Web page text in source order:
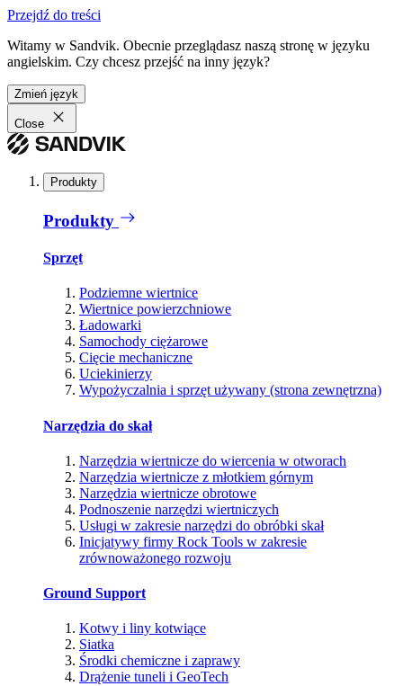
Przejdź do treści
Witamy w Sandvik. Obecnie przeglądasz naszą stronę w języku
angielskim. Czy chcesz przejść na inny język?
Zmień język
Close
Produkty
Produkty
Sprzęt
Podziemne wiertnice
Wiertnice powierzchniowe
Ładowarki
Samochody ciężarowe
Cięcie mechaniczne
Uciekinierzy
Wypożyczalnia i sprzęt używany (strona zewnętrzna)
Narzędzia do skał
Narzędzia wiertnicze do wiercenia w otworach
Narzędzia wiertnicze z młotkiem górnym
Narzędzia wiertnicze obrotowe
Podnoszenie narzędzi wiertniczych
Usługi w zakresie narzędzi do obróbki skał
Inicjatywy firmy Rock Tools w zakresie
zrównoważonego rozwoju
Ground Support
Kotwy i liny kotwiące
Siatka
Środki chemiczne i zaprawy
Drążenie tuneli i GeoTech